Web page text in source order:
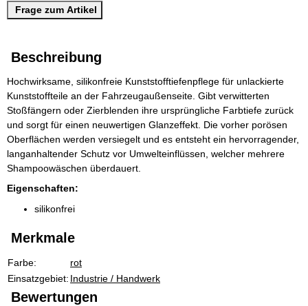
Frage zum Artikel
Beschreibung
Hochwirksame, silikonfreie Kunststofftiefenpflege für unlackierte
Kunststoffteile an der Fahrzeugaußenseite. Gibt verwitterten
Stoßfängern oder Zierblenden ihre ursprüngliche Farbtiefe zurück
und sorgt für einen neuwertigen Glanzeffekt. Die vorher porösen
Oberflächen werden versiegelt und es entsteht ein hervorragender,
langanhaltender Schutz vor Umwelteinflüssen, welcher mehrere
Shampoowäschen überdauert.
Eigenschaften:
silikonfrei
Merkmale
Produkteigenschaft
Wert
Farbe:
rot
Einsatzgebiet: Industrie / Handwerk
Bewertungen